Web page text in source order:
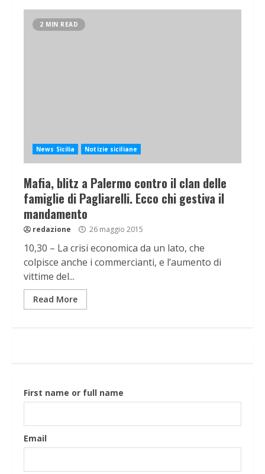
2 MIN READ
News Sicilia Notizie siciliane
Mafia, blitz a Palermo contro il clan delle
famiglie di Pagliarelli. Ecco chi gestiva il
mandamento
redazione 26 maggio 2015
10,30 – La crisi economica da un lato, che
colpisce anche i commercianti, e l’aumento di
vittime del...
Read More
First name or full name
Email